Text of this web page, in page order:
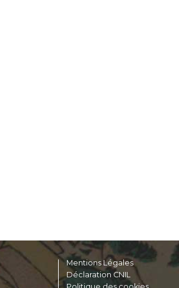
Mentions Légales
Déclaration CNIL